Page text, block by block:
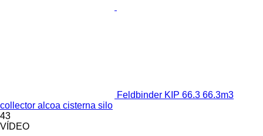
Feldbinder KIP 66.3 66.3m3
collector alcoa cisterna silo
43
VÍDEO